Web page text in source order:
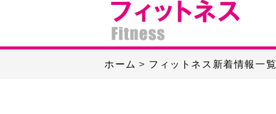
ホーム フィットネス新着情報一覧